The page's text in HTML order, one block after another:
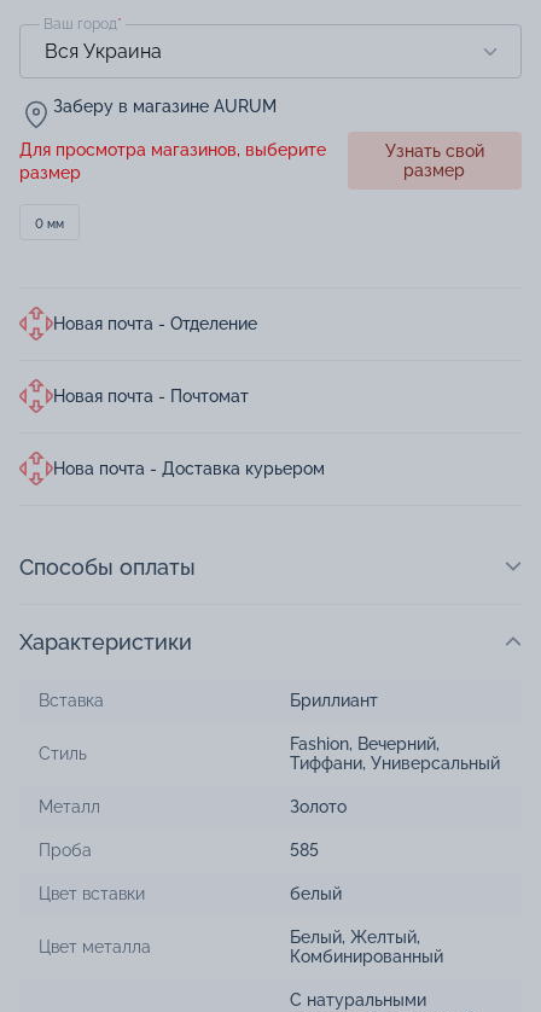
Ваш город*
Заберу в магазине AURUM
Для просмотра магазинов, выберите
размер
Узнать свой
размер
0 мм
Новая почта - Отделение
Новая почта - Почтомат
Нова почта - Доставка курьером
Способы оплаты
Характеристики
Вставка Бриллиант
Стиль Fashion, Вечерний,
Тиффани, Универсальный
Металл Золото
Проба 585
Цвет вставки белый
Цвет металла Белый, Желтый,
Комбинированный
С натуральными